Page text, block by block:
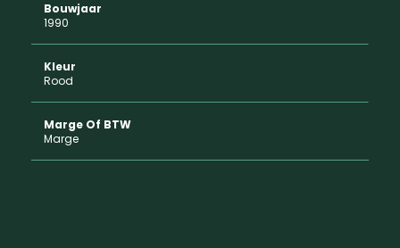
Bouwjaar
1990
Kleur
Rood
Marge Of BTW
Marge